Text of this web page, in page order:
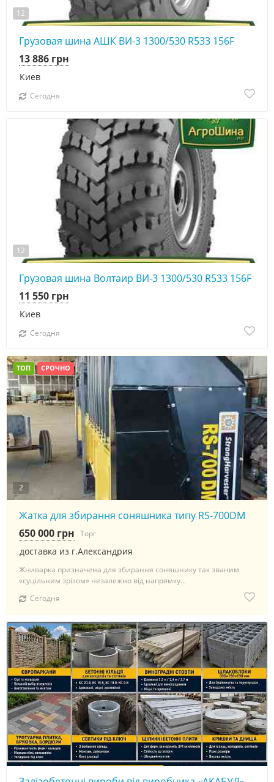
12
Грузовая шина АШК ВИ-3 1300/530 R533 156F
Киев
13 886 грн
Сегодня
12
Грузовая шина Волтаир ВИ-3 1300/530 R533 156F
Киев
11 550 грн
Сегодня
ТОП СРОЧНО
2
Жатка для збирання соняшника типу RS-700DM
доставка из г.Александрия
650 000 грн Торг
Жниварка призначена для збирання соняшнику так званим
«суцільним зрізом» незалежно від напрямку...
Сегодня